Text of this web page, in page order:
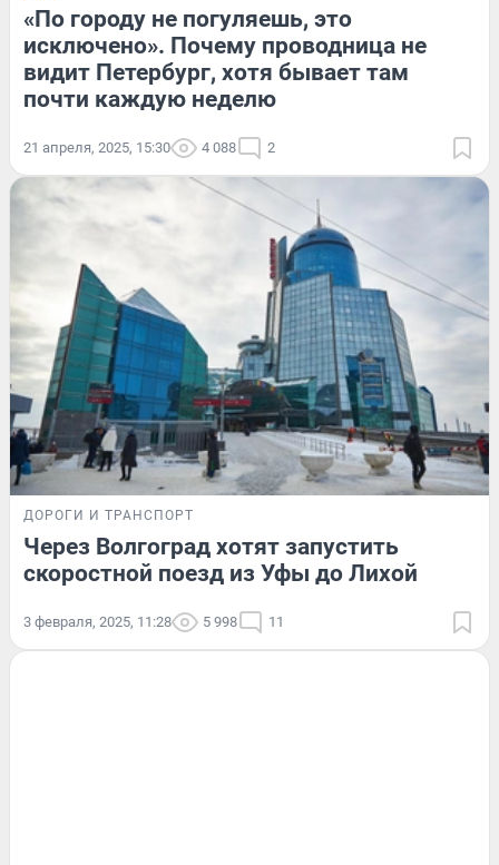
«По городу не погуляешь, это
исключено». Почему проводница не
видит Петербург, хотя бывает там
почти каждую неделю
21 апреля, 2025, 15:30 4 088 2
ДОРОГИ И ТРАНСПОРТ
Через Волгоград хотят запустить
скоростной поезд из Уфы до Лихой
3 февраля, 2025, 11:28 5 998 11